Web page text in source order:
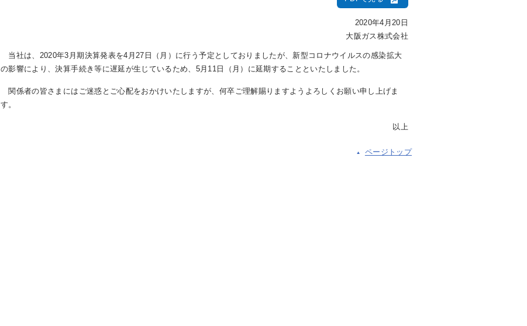
2020年4月20日
大阪ガス株式会社
当社は、2020年3月期決算発表を4月27日（月）に行う予定としておりましたが、新型コロナウイルスの感染拡大
の影響により、決算手続き等に遅延が生じているため、5月11日（月）に延期することといたしました。
関係者の皆さまにはご迷惑とご心配をおかけいたしますが、何卒ご理解賜りますようよろしくお願い申し上げま
す。
以上
ページトップ